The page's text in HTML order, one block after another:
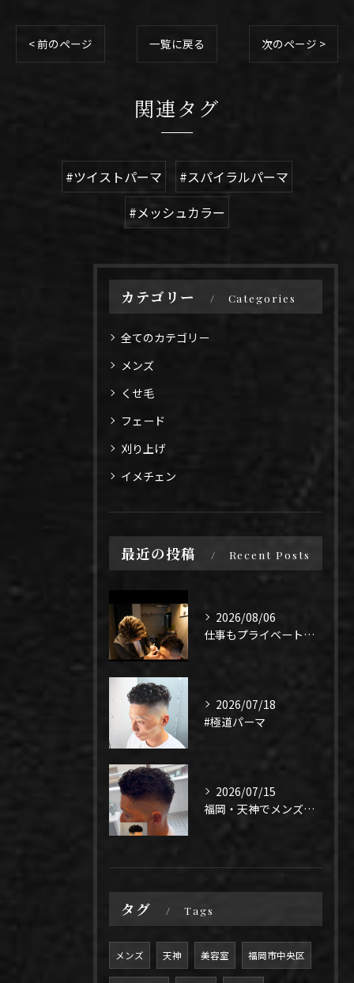
< 前のページ 一覧に戻る 次のページ >
関連タグ
#ツイストパーマ
#スパイラルパーマ
#メッシュカラー
カテゴリー Categories
全てのカテゴリー
メンズ
くせ毛
フェード
刈り上げ
イメチェン
最近の投稿 Recent Posts
2026/08/06
仕事もプライベートも上手く1年、になるよう頑張りたい！
2026/07/18
#極道パーマ
2026/07/15
福岡・天神でメンズパーマ迷ってる人✂️
タグ Tags
メンズ 天神 美容室 福岡市中央区